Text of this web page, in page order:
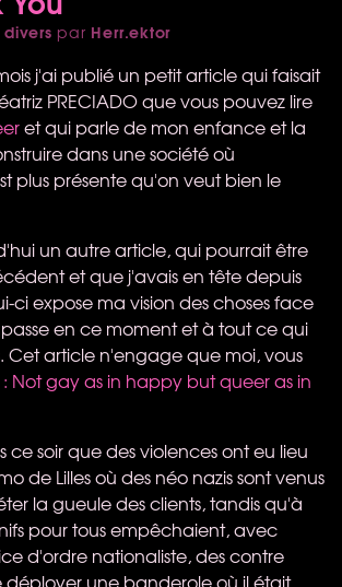
divers par Herr.ektor
j'ai publié un petit article qui faisait
PRECIADOque vous pouvez lire
et qui parle de mon enfance et la
dans une société où
plus présente qu'on veut bien le
un autre article, qui pourrait être
et que j'avais en tête depuis
ci expose ma vision des choses face
en ce moment et à tout ce qui
Cet article n'engage que moi, vous
: Not gay as in happy but queer as in
ce soir que des violences ont eu lieu
de Lilles où des néo nazis sont venus
la gueule des clients, tandis qu'à
pour tous empêchaient, avec
d'ordre nationaliste, des contre
déployer une banderole où il était